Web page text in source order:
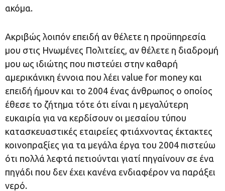
ακόμα.
Ακριβώς λοιπόν επειδή αν θέλετε η προϋπηρεσία
μου στις Ηνωμένες Πολιτείες, αν θέλετε η διαδρομή
μου ως ιδιώτης που πιστεύει στην καθαρή
αμερικάνικη έννοια που λέει value for money και
επειδή ήμουν και το 2004 ένας άνθρωπος ο οποίος
έθεσε το ζήτημα τότε ότι είναι η μεγαλύτερη
ευκαιρία για να κερδίσουν οι μεσαίου τύπου
κατασκευαστικές εταιρείες φτιάχνοντας έκτακτες
κοινοπραξίες για τα μεγάλα έργα του 2004 πιστεύω
ότι πολλά λεφτά πετιούνται γιατί πηγαίνουν σε ένα
πηγάδι που δεν έχει κανένα ενδιαφέρον να παράξει
νερό.